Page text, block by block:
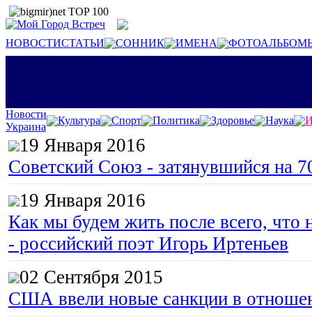
НОВОСТИСТАТЬИ СОННИК ИМЕНА
Новости
Украина
Культура Спорт Политика Здоровье Наука
19 Января 2016
Советский Союз - затянувшийся на
19 Января 2016
Как мы будем жить после всего, что
- российский поэт Игорь Иртеньев
02 Сентября 2015
США ввели новые санкции в